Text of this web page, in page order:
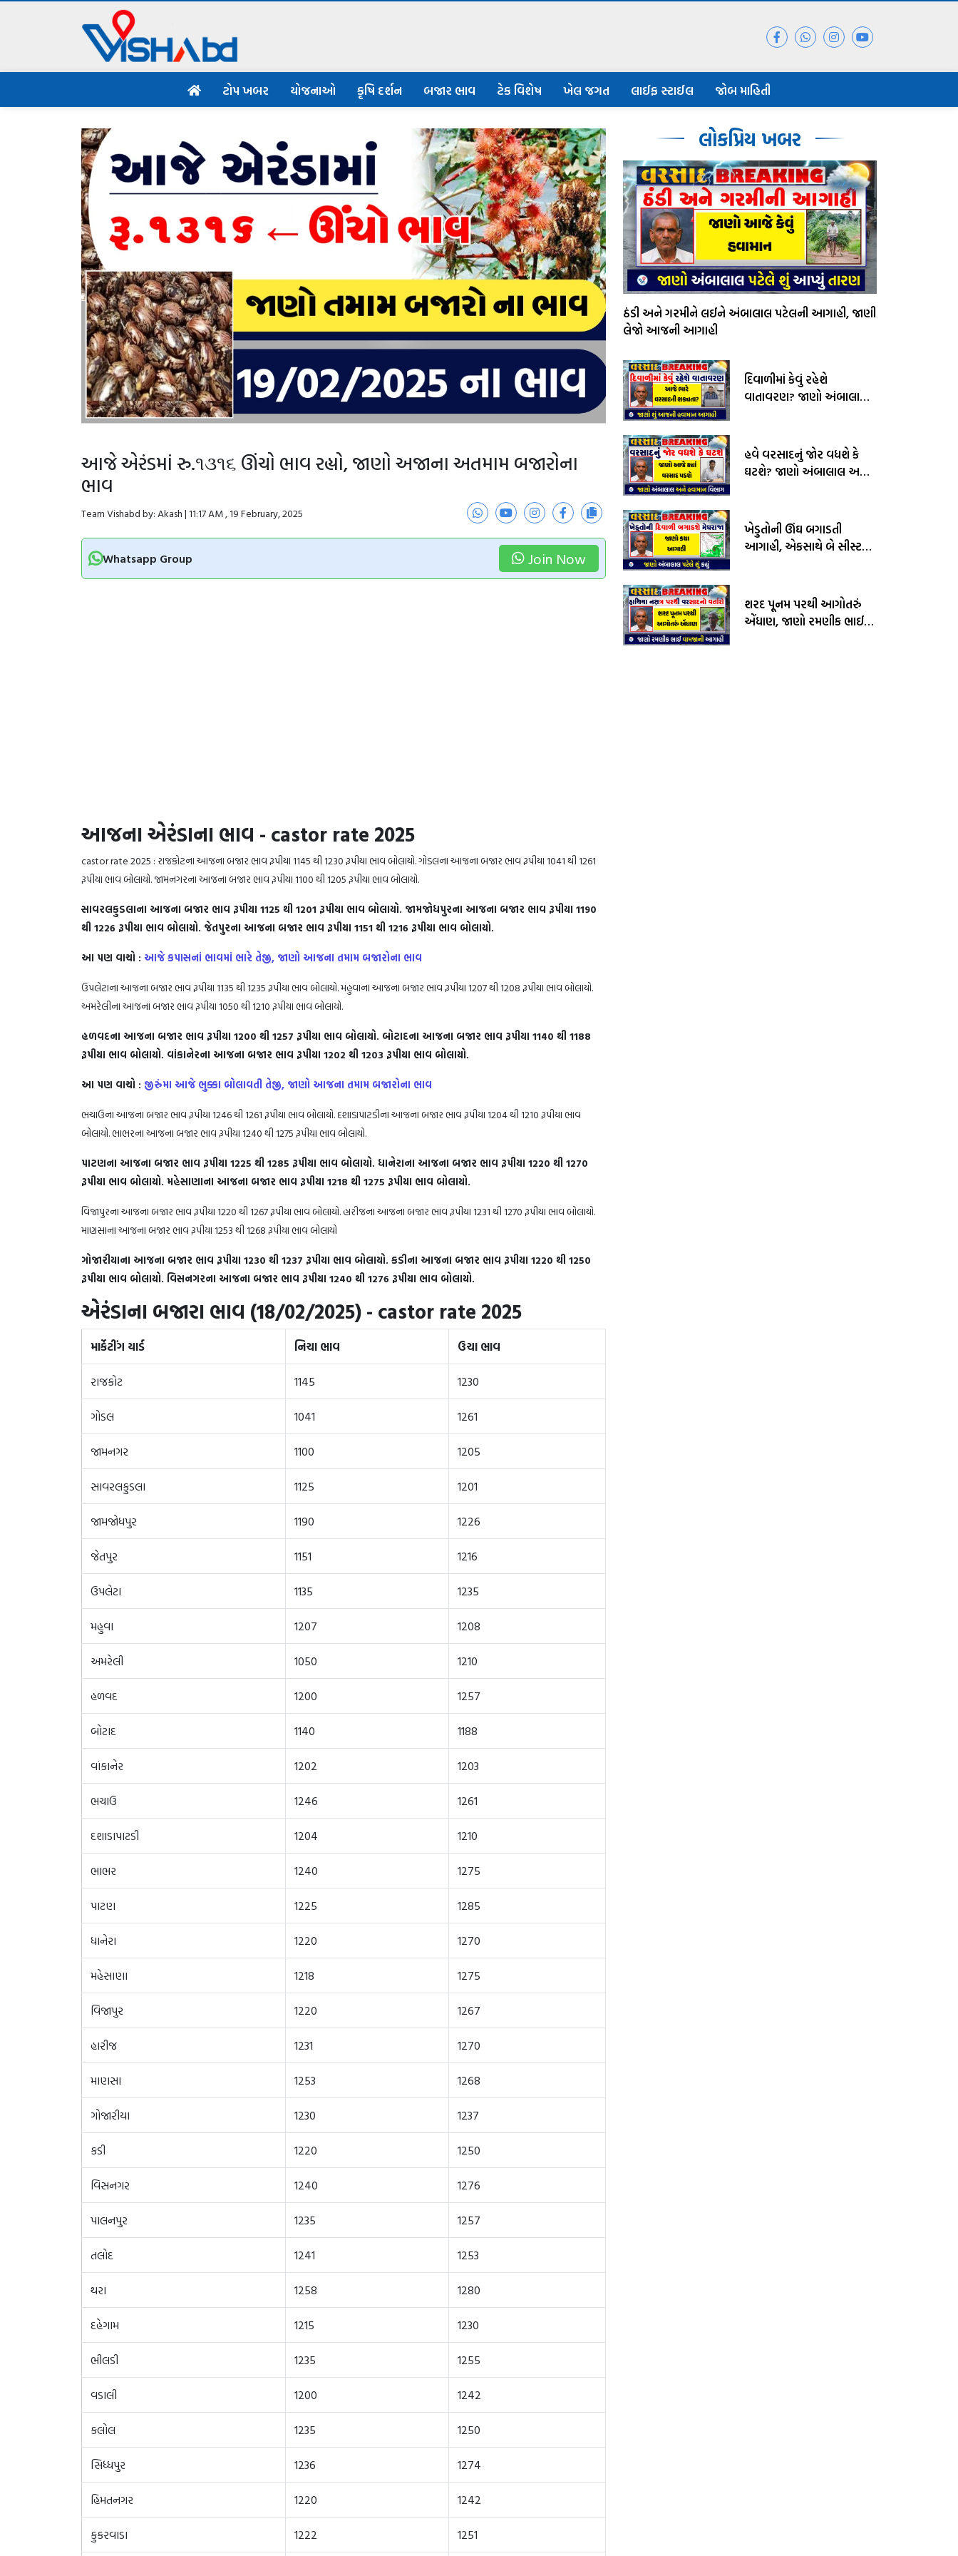
ટોપ ખબર યોજનાઓ કૃષિ દર્શન બજાર ભાવ ટેક વિશેષ ખેલ જગત લાઈફ સ્ટાઈલ જોબ માહિતી
આજે એરંડમાં રુ.૧૩૧૬ ઊંચો ભાવ રહ્યો, જાણો અજાના અતમામ બજારોના
ભાવ
Team Vishabd by: Akash | 11:17 AM , 19 February, 2025
Whatsapp Group Join Now
આજના એરંડાના ભાવ - castor rate 2025
castor rate 2025 : રાજકોટના આજના બજાર ભાવ રૂપીયા 1145 થી 1230 રૂપીયા ભાવ બોલાયો. ગોડલના આજના બજાર ભાવ રૂપીયા 1041 થી 1261
રૂપીયા ભાવ બોલાયો. જામનગરના આજના બજાર ભાવ રૂપીયા 1100 થી 1205 રૂપીયા ભાવ બોલાયો.
સાવરલકુડલાના આજના બજાર ભાવ રૂપીયા 1125 થી 1201 રૂપીયા ભાવ બોલાયો. જામજોધપુરના આજના બજાર ભાવ રૂપીયા 1190
થી 1226 રૂપીયા ભાવ બોલાયો. જેતપુરના આજના બજાર ભાવ રૂપીયા 1151 થી 1216 રૂપીયા ભાવ બોલાયો.
આ પણ વાચો : આજે કપાસનાં ભાવમાં ભારે તેજી, જાણો આજના તમામ બજારોના ભાવ
ઉપલેટાના આજના બજાર ભાવ રૂપીયા 1135 થી 1235 રૂપીયા ભાવ બોલાયો. મહુવાના આજના બજાર ભાવ રૂપીયા 1207 થી 1208 રૂપીયા ભાવ બોલાયો.
અમરેલીના આજના બજાર ભાવ રૂપીયા 1050 થી 1210 રૂપીયા ભાવ બોલાયો.
હળવદના આજના બજાર ભાવ રૂપીયા 1200 થી 1257 રૂપીયા ભાવ બોલાયો. બોટાદના આજના બજાર ભાવ રૂપીયા 1140 થી 1188
રૂપીયા ભાવ બોલાયો. વાંકાનેરના આજના બજાર ભાવ રૂપીયા 1202 થી 1203 રૂપીયા ભાવ બોલાયો.
આ પણ વાચો : જીરુંમા આજે ભુક્કા બોલાવતી તેજી, જાણો આજના તમામ બજારોના ભાવ
ભચાઉના આજના બજાર ભાવ રૂપીયા 1246 થી 1261 રૂપીયા ભાવ બોલાયો. દશાડાપાટડીના આજના બજાર ભાવ રૂપીયા 1204 થી 1210 રૂપીયા ભાવ
બોલાયો. ભાભરના આજના બજાર ભાવ રૂપીયા 1240 થી 1275 રૂપીયા ભાવ બોલાયો.
પાટણના આજના બજાર ભાવ રૂપીયા 1225 થી 1285 રૂપીયા ભાવ બોલાયો. ધાનેરાના આજના બજાર ભાવ રૂપીયા 1220 થી 1270
રૂપીયા ભાવ બોલાયો. મહેસાણાના આજના બજાર ભાવ રૂપીયા 1218 થી 1275 રૂપીયા ભાવ બોલાયો.
વિજાપુરના આજના બજાર ભાવ રૂપીયા 1220 થી 1267 રૂપીયા ભાવ બોલાયો. હારીજના આજના બજાર ભાવ રૂપીયા 1231 થી 1270 રૂપીયા ભાવ બોલાયો.
માણસાના આજના બજાર ભાવ રૂપીયા 1253 થી 1268 રૂપીયા ભાવ બોલાયો
ગોજારીયાના આજના બજાર ભાવ રૂપીયા 1230 થી 1237 રૂપીયા ભાવ બોલાયો. કડીના આજના બજાર ભાવ રૂપીયા 1220 થી 1250
રૂપીયા ભાવ બોલાયો. વિસનગરના આજના બજાર ભાવ રૂપીયા 1240 થી 1276 રૂપીયા ભાવ બોલાયો.
એરંડાના બજારા ભાવ (18/02/2025) - castor rate 2025
માર્કેટીંગ યાર્ડ નિચા ભાવ ઉચા ભાવ
રાજકોટ 1145 1230
ગોડલ 1041 1261
જામનગર 1100 1205
સાવરલકુડલા 1125 1201
જામજોધપુર 1190 1226
જેતપુર 1151 1216
ઉપલેટા 1135 1235
મહુવા 1207 1208
અમરેલી 1050 1210
હળવદ 1200 1257
બોટાદ 1140 1188
વાંકાનેર 1202 1203
ભચાઉ 1246 1261
દશાડાપાટડી 1204 1210
ભાભર 1240 1275
પાટણ 1225 1285
ધાનેરા 1220 1270
મહેસાણા 1218 1275
વિજાપુર 1220 1267
હારીજ 1231 1270
માણસા 1253 1268
ગોજારીયા 1230 1237
કડી 1220 1250
વિસનગર 1240 1276
પાલનપુર 1235 1257
તલોદ 1241 1253
થરા 1258 1280
દહેગામ 1215 1230
ભીલડી 1235 1255
વડાલી 1200 1242
કલોલ 1235 1250
સિધ્ધપુર 1236 1274
હિમતનગર 1220 1242
કુકરવાડા 1222 1251
લોકપ્રિય ખબર
ઠંડી અને ગરમીને લઈને અંબાલાલ પટેલની આગાહી, જાણી
લેજો આજની આગાહી
દિવાળીમાં કેવું રહેશે
વાતાવરણ? જાણો અંબાલાલ
હવે વરસાદનું જોર વધશે કે
ઘટશે? જાણો અંબાલાલ અને
ખેડુતોની ઊંઘ બગાડતી
આગાહી, એકસાથે બે સીસ્ટમ
શરદ પૂનમ પરથી આગોતરું
એંધાણ, જાણો રમણીક ભાઈ